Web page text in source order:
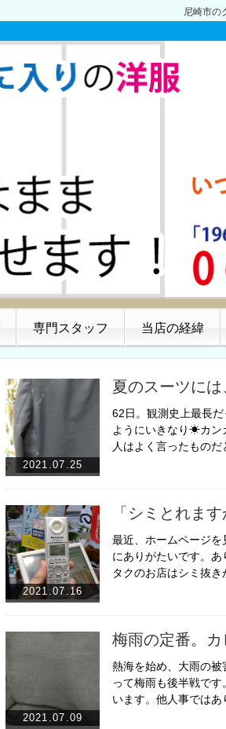
尼崎市の
専門スタッフ 当店の経緯
2021.07.25
夏のスーツには
62日。観測史上最長
ようにいきなり☀カン
人はよく言ったものだ
2021.07.16
「シミとれま
最近、ホームページ
にありがたいです。
タクのお店はシミ抜き
2021.07.09
梅雨の定番。カ
熱海を始め、大雨の被
って梅雨も後半戦で
います。他人事ではあ